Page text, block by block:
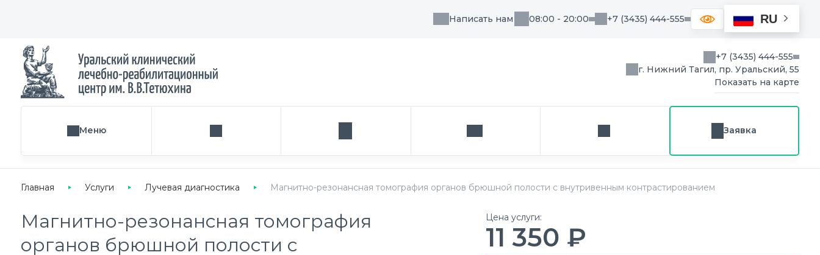
Написать нам 08:00 - 20:00 +7 (3435) 444-555 RU
+7 (3435) 444-555
г. Нижний Тагил, пр. Уральский, 55
Показать на карте
Меню Поиск услуги, направления или врача Написать нам Заказ звонка Заявка
Главная Услуги Лучевая диагностика Магнитно-резонансная томография органов брюшной полости с внутривенным контрастированием
Магнитно-резонансная томография
органов брюшной полости с
Цена услуги:
11 350 ₽